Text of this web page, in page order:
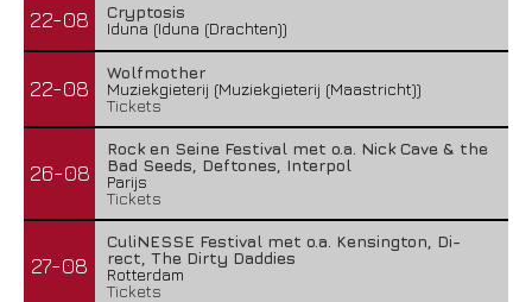
22-08
Cryptosis
Iduna (Iduna (Drachten))
22-08
Wolfmother
Muziekgieterij (Muziekgieterij (Maastricht))
Tickets
26-08
Rock en Seine Festival met o.a. Nick Cave & the
Bad Seeds, Deftones, Interpol
Parijs
Tickets
27-08
CuliNESSE Festival met o.a. Kensington, Di-
rect, The Dirty Daddies
Rotterdam
Tickets